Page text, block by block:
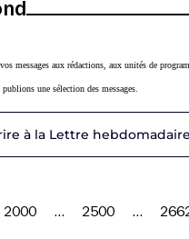
aux rédactions, aux unités de
une sélection des messages.
à la Lettre hebdomadaire
2000 … 2500 …